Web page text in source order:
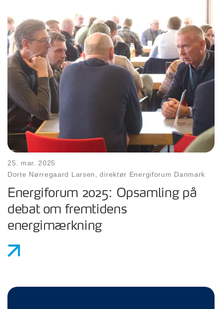
25. mar. 2025
Dorte Nørregaard Larsen, direktør Energiforum Danmark
Energiforum 2025: Opsamling på
debat om fremtidens
energimærkning